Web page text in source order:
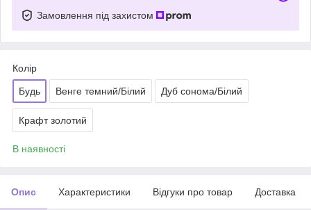
Замовлення під захистом
Колір
Будь Венге темний/Білий Дуб сонома/Білий
Крафт золотий
В наявності
Опис Характеристики Відгуки про товар Доставка